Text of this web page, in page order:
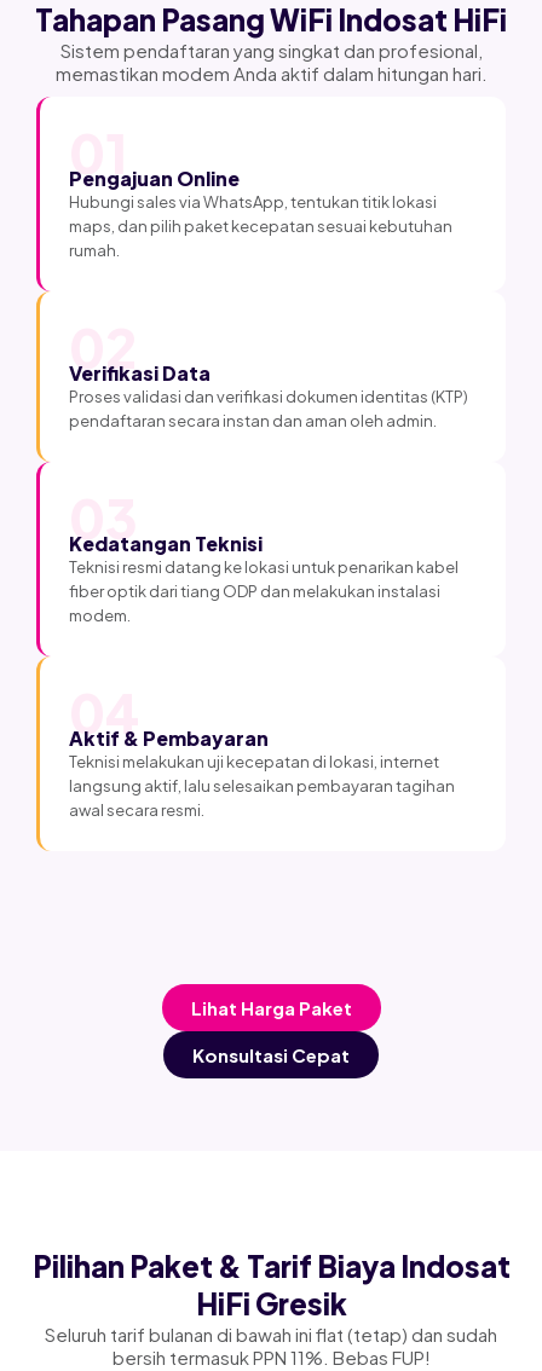
Tahapan Pasang WiFi Indosat HiFi
Sistem pendaftaran yang singkat dan profesional,
memastikan modem Anda aktif dalam hitungan hari.
01
Pengajuan Online
Hubungi sales via WhatsApp, tentukan titik lokasi
maps, dan pilih paket kecepatan sesuai kebutuhan
rumah.
02
Verifikasi Data
Proses validasi dan verifikasi dokumen identitas (KTP)
pendaftaran secara instan dan aman oleh admin.
03
Kedatangan Teknisi
Teknisi resmi datang ke lokasi untuk penarikan kabel
fiber optik dari tiang ODP dan melakukan instalasi
modem.
04
Aktif & Pembayaran
Teknisi melakukan uji kecepatan di lokasi, internet
langsung aktif, lalu selesaikan pembayaran tagihan
awal secara resmi.
Lihat Harga Paket
Konsultasi Cepat
Pilihan Paket & Tarif Biaya Indosat
HiFi Gresik
Seluruh tarif bulanan di bawah ini flat (tetap) dan sudah
bersih termasuk PPN 11%. Bebas FUP!